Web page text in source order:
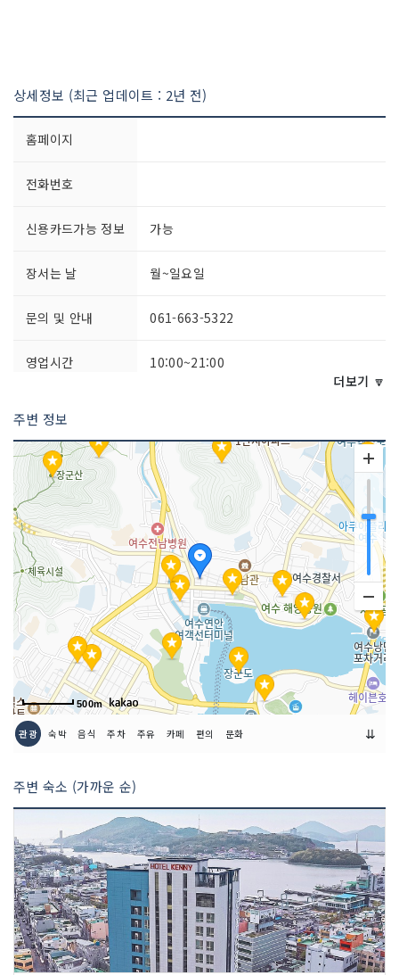
상세정보 (최근 업데이트 : 2년 전)
홈페이지
전화번호
신용카드가능 정보 가능
장서는 날 월~일요일
문의 및 안내 061-663-5322
영업시간 10:00~21:00
쉬는날 명절
화장실 설명 완비
판매 품목 란제리(속옷)
매장안내 환급서비스 제공방식 : 즉시+사후
더보기 🔽
주변 정보
500m
관광 숙박 음식 주차 주유 카페 편의 문화 ⇊
주변 숙소 (가까운 순)